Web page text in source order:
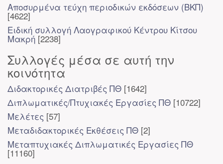
Αποσυρμένα τεύχη περιοδικών εκδόσεων (ΒΚΠ)
[4622]
Ειδική συλλογή Λαογραφικού Κέντρου Κίτσου
Μακρή [2238]
Συλλογές μέσα σε αυτή την
κοινότητα
Διδακτορικές Διατριβές ΠΘ [1642]
Διπλωματικές/Πτυχιακές Εργασίες ΠΘ [10722]
Μελέτες [57]
Μεταδιδακτορικές Εκθέσεις ΠΘ [2]
Μεταπτυχιακές Διπλωματικές Εργασίες ΠΘ
[11160]